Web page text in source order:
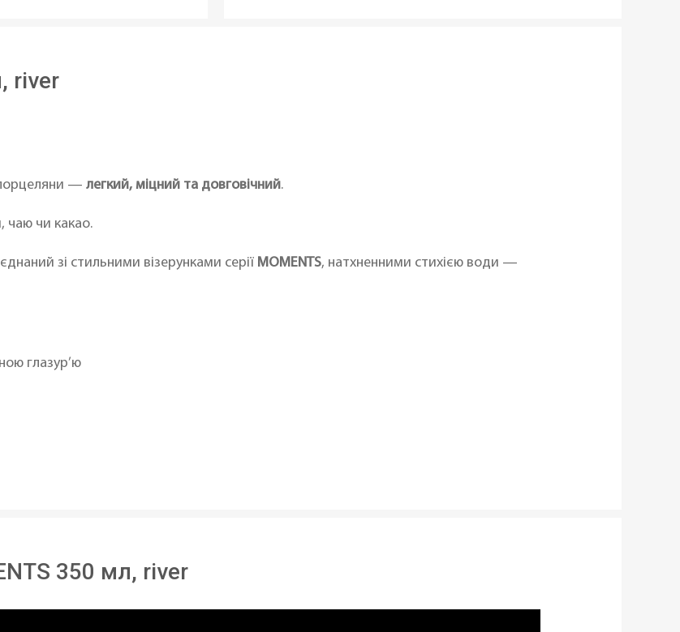
river
порцеляни — легкий, міцний та довговічний.
чаю чи какао.
зі стильними візерунками серії MOMENTS, натхненними стихією води —
глазур’ю
350 мл, river